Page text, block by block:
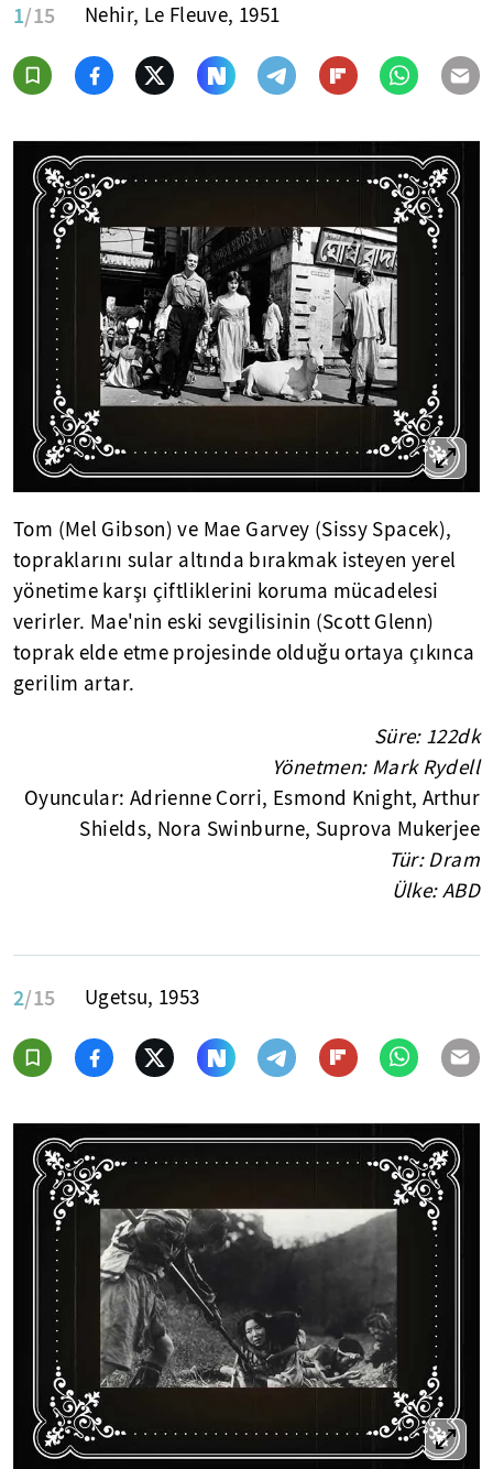
1/15 Nehir, Le Fleuve, 1951
Tom (Mel Gibson) ve Mae Garvey (Sissy Spacek),
topraklarını sular altında bırakmak isteyen yerel
yönetime karşı çiftliklerini koruma mücadelesi
verirler. Mae'nin eski sevgilisinin (Scott Glenn)
toprak elde etme projesinde olduğu ortaya çıkınca
gerilim artar.
Süre: 122dk
Yönetmen: Mark Rydell
Oyuncular: Adrienne Corri, Esmond Knight, Arthur
Shields, Nora Swinburne, Suprova Mukerjee
Tür: Dram
Ülke: ABD
2/15 Ugetsu, 1953